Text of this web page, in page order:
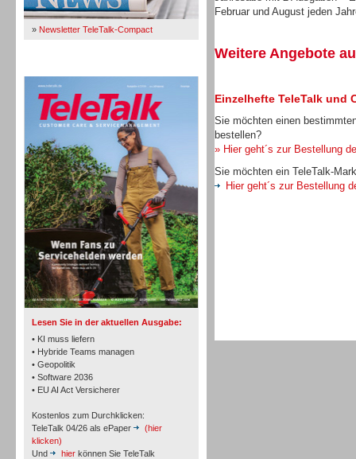
» Newsletter TeleTalk-Compact
Lesen Sie in der aktuellen Ausgabe:
• KI muss liefern
• Hybride Teams managen
• Geopolitik
• Software 2036
• EU AI Act Versicherer
Kostenlos zum Durchklicken:
TeleTalk 04/26 als ePaper
(hier
klicken)
Und
hier können Sie TeleTalk
TK- und ACD-Systeme
Workforce-Management
Februar und August jeden
Weitere Angebote
Einzelhefte TeleTalk und
Sie möchten einen
bestellen?
» Hier geht´s zur Bestellung
Sie möchten ein TeleTalk-
Hier geht´s zur Bestellung